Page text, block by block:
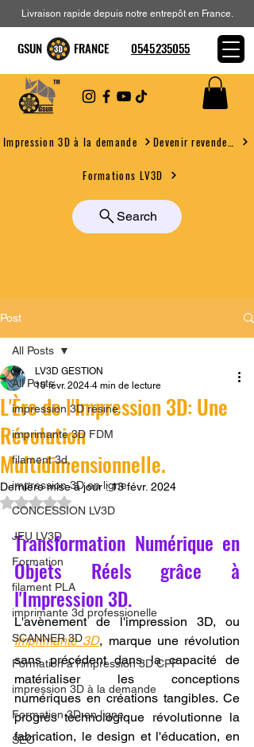
Impression 3D à la demande
Formations LV3D
Search
Livraison rapide depuis notre entrepôt en France.
GSUN FRANCE 0545235055
Post
All Posts
impression 3D résine.
imprimante 3D FDM
filament 3d,
impression 3D en ligne
CONCESSION LV3D
JEU LV3D
Formation
filament PLA
imprimante 3d professionelle
SCANNER 3D
Formation à l'impression 3D CPF
impression 3D à la demande
Formation 3D en ligne.
SEO
All Posts
L'Ère de l'Impression 3D: Une
Révolution
Multidimensionnelle.
LV3D GESTION
10 févr. 2024 4 min de lecture
Dernière mise à jour :13 févr. 2024
Noté NaN étoiles sur 5.
Transformation Numérique en
Objets Réels grâce à
l'Impression 3D.
imprimante 3D, marque une révolution
sans précédent dans la capacité de
matérialiser les conceptions
numériques en créations tangibles. Ce
progrès technologique révolutionne la
fabrication, le design et l'éducation, en